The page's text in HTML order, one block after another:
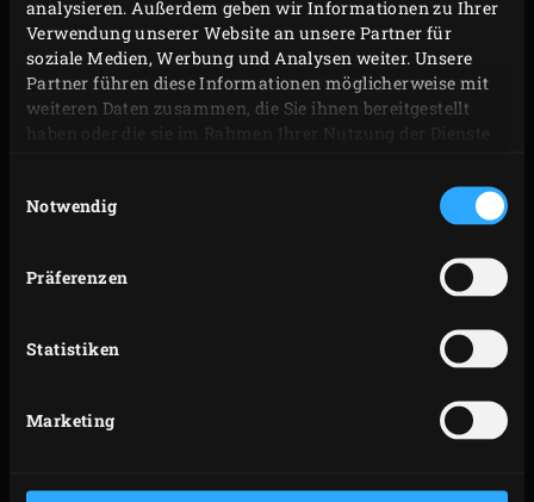
analysieren. Außerdem geben wir Informationen zu Ihrer
Verwendung unserer Website an unsere Partner für
soziale Medien, Werbung und Analysen weiter. Unsere
Partner führen diese Informationen möglicherweise mit
weiteren Daten zusammen, die Sie ihnen bereitgestellt
haben oder die sie im Rahmen Ihrer Nutzung der Dienste
Notwendig
Präferenzen
Statistiken
Marketing
liegt an ihrer Qualität. Das Big Green Egg wird aus bester